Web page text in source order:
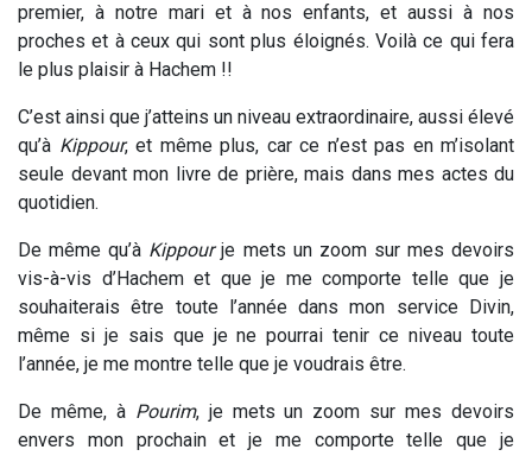
premier, à notre mari et à nos enfants, et aussi à nos
proches et à ceux qui sont plus éloignés. Voilà ce qui fera
le plus plaisir à Hachem !!
C’est ainsi que j’atteins un niveau extraordinaire, aussi élevé
qu’à Kippour, et même plus, car ce n’est pas en m’isolant
seule devant mon livre de prière, mais dans mes actes du
quotidien.
De même qu’à Kippourje mets un zoom sur mes devoirs
vis-à-vis d’Hachem et que je me comporte telle que je
souhaiterais être toute l’année dans mon service Divin,
même si je sais que je ne pourrai tenir ce niveau toute
l’année, je me montre telle que je voudrais être.
De même, à Pourim, je mets un zoom sur mes devoirs
envers mon prochain et je me comporte telle que je